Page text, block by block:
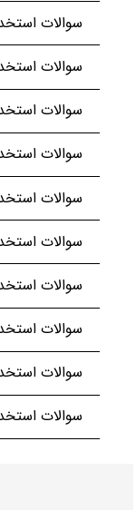
سوالات
سوالات
سوالات
سوالات
سوالات
سوالات
سوالات
سوالات
سوالات
سوالات